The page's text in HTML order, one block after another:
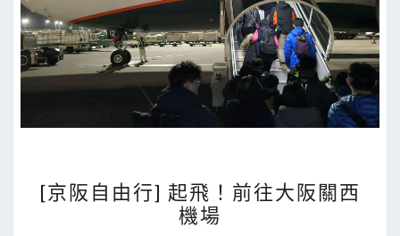
京
阪
[京阪自由行] 起飛！前往大阪關西
機場